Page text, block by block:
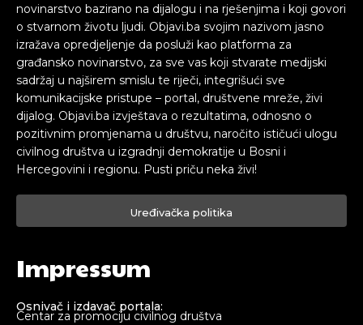
novinarstvo bazirano na dijalogu i na rješenjima i koji govori
o stvarnom životu ljudi. Objavi.ba svojim nazivom jasno
izražava opredjeljenje da posluži kao platforma za
građansko novinarstvo, za sve vas koji stvarate medijski
sadržaj u najširem smislu te riječi, integrišući sve
komunikacijske pristupe – portal, društvene mreže, živi
dijalog. Objavi.ba izvještava o rezultatima, odnosno o
pozitivnim promjenama u društvu, naročito ističući ulogu
civilnog društva u izgradnji demokratije u Bosni i
Hercegovini i regionu. Pusti priču neka živi!
Uređivačka politika
Impressum
Osnivač i izdavač portala:
Centar za promociju civilnog društva